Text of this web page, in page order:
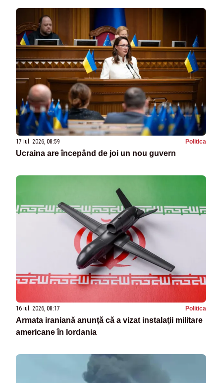
17 iul. 2026, 08:59 Politica
Ucraina are începând de joi un nou guvern
16 iul. 2026, 08:17 Politica
Armata iraniană anunţă că a vizat instalaţii militare
americane în Iordania